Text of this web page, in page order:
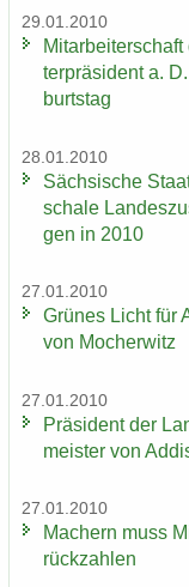
29.01.2010
ter­prä­si­dent a.
burts­tag
28.01.2010
Säch­si­sche
scha­le
gen in 2010
27.01.2010
Grü­nes Licht für
von Mo­cher­witz
27.01.2010
Prä­si­dent der
meis­ter von
27.01.2010
Ma­chern muss
rück­zah­len